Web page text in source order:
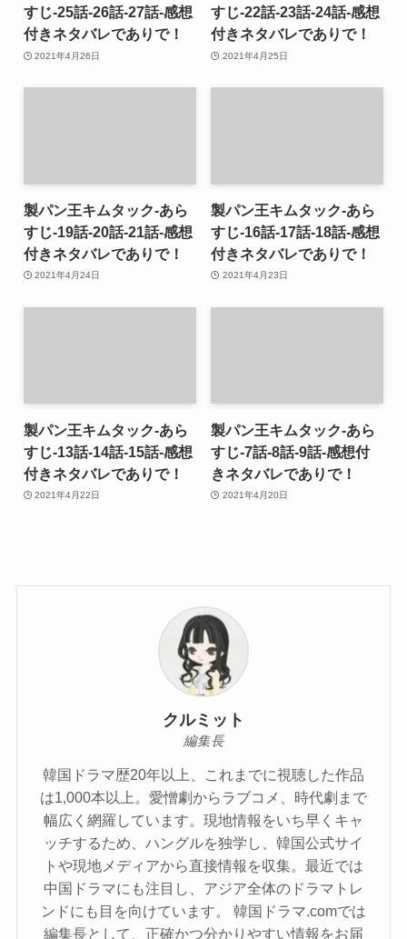
すじ-25話-26話-27話-感想
付きネタバレでありで！
2021年4月26日
すじ-22話-23話-24話-感想
付きネタバレでありで！
2021年4月25日
製パン王キムタック-あら
すじ-19話-20話-21話-感想
付きネタバレでありで！
2021年4月24日
製パン王キムタック-あら
すじ-16話-17話-18話-感想
付きネタバレでありで！
2021年4月23日
製パン王キムタック-あら
すじ-13話-14話-15話-感想
付きネタバレでありで！
2021年4月22日
製パン王キムタック-あら
すじ-7話-8話-9話-感想付
きネタバレでありで！
2021年4月20日
クルミット
編集長
韓国ドラマ歴20年以上、これまでに視聴した作品
は1,000本以上。愛憎劇からラブコメ、時代劇まで
幅広く網羅しています。現地情報をいち早くキャ
ッチするため、ハングルを独学し、韓国公式サイ
トや現地メディアから直接情報を収集。最近では
中国ドラマにも注目し、アジア全体のドラマトレ
ンドにも目を向けています。 韓国ドラマ.comでは
編集長として、正確かつ分かりやすい情報をお届